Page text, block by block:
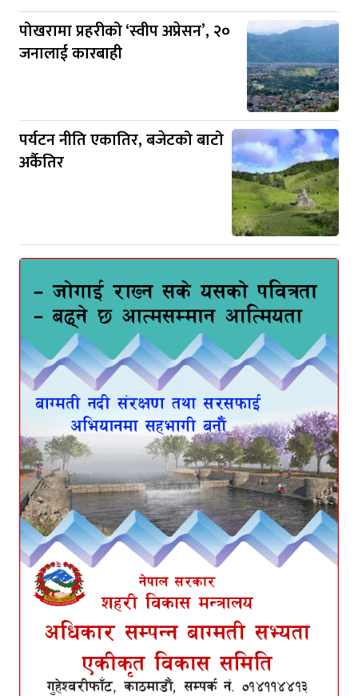
पोखरामा प्रहरीको ‘स्वीप अप्रेसन’, २०
जनालाई कारबाही
पर्यटन नीति एकातिर, बजेटको बाटो
अर्कैतिर